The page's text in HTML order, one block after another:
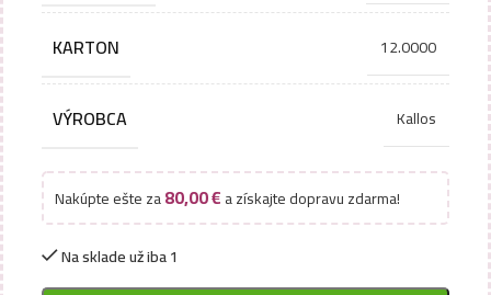
KARTON 12.0000
VÝROBCA Kallos
Nakúpte ešte za80,00€a získajte dopravu zdarma!
Na sklade už iba 1